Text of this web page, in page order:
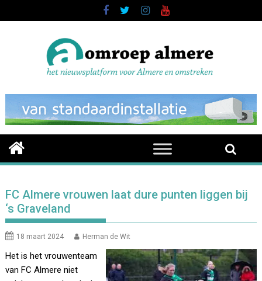
to
FC Almere vrouwen laat dure punten liggen bij
‘s Graveland
18 maart 2024 Herman de Wit
Het is het vrouwenteam
van FC Almere niet